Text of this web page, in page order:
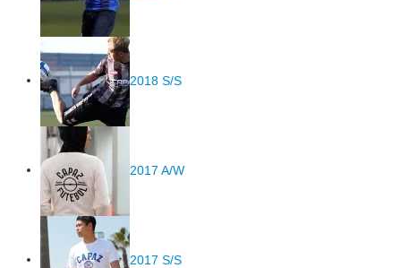
2018 S/S
2017 A/W
2017 S/S